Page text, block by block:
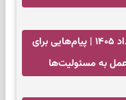
فال انبیا امروز شنبه ۱۷ مرداد ۱۴۰۵ | پیام‌هایی برای
به مسئولیت‌ها